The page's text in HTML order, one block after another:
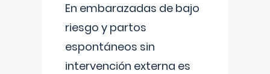
En embarazadas de bajo
riesgo y partos
espontáneos sin
intervención externa es